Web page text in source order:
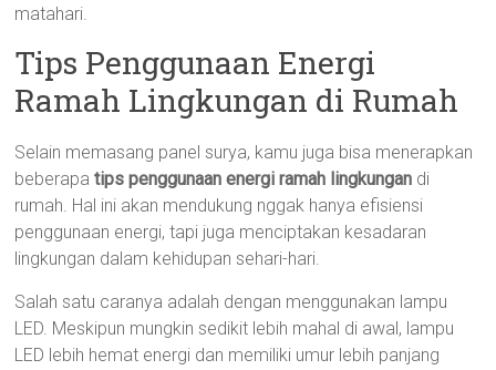
matahari.
Tips Penggunaan Energi
Ramah Lingkungan di Rumah
Selain memasang panel surya, kamu juga bisa menerapkan
beberapatips penggunaan energi ramah lingkungan di
rumah. Hal ini akan mendukung nggak hanya efisiensi
penggunaan energi, tapi juga menciptakan kesadaran
lingkungan dalam kehidupan sehari-hari.
Salah satu caranya adalah dengan menggunakan lampu
LED. Meskipun mungkin sedikit lebih mahal di awal, lampu
LED lebih hemat energi dan memiliki umur lebih panjang